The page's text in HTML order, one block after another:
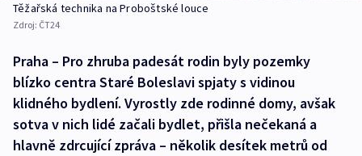
Těžařská technika na Proboštské louce
Zdroj: ČT24
Praha – Pro zhruba padesát rodin byly pozemky
blízko centra Staré Boleslavi spjaty s vidinou
klidného bydlení. Vyrostly zde rodinné domy, avšak
sotva v nich lidé začali bydlet, přišla nečekaná a
hlavně zdrcující zpráva – několik desítek metrů od